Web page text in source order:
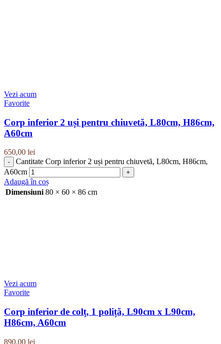
Vezi acum
Favorite
Corp inferior 2 uși pentru chiuvetă, L80cm, H86cm,
A60cm
650,00 lei
Cantitate Corp inferior 2 uși pentru chiuvetă, L80cm, H86cm,
A60cm
Adaugă în coș
Dimensiuni 80 × 60 × 86 cm
Vezi acum
Favorite
Corp inferior de colț, 1 poliță, L90cm x L90cm,
H86cm, A60cm
890,00 lei